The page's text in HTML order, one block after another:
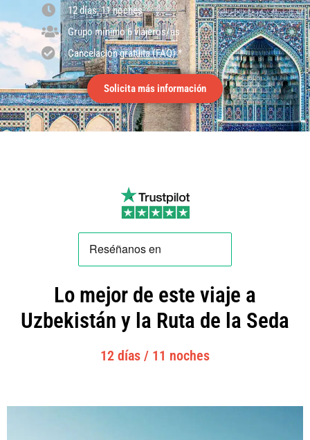
12 días, 11 noches
Grupo mínimo 6 viajeros/as
Cancelación gratuita (FAQ) *
Solicita más información
Lo mejor de este viaje a
Uzbekistán y la Ruta de la Seda
12 días / 11 noches